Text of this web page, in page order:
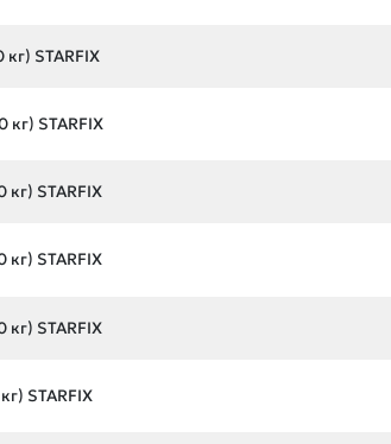
STARFIX
STARFIX
STARFIX
STARFIX
STARFIX
STARFIX